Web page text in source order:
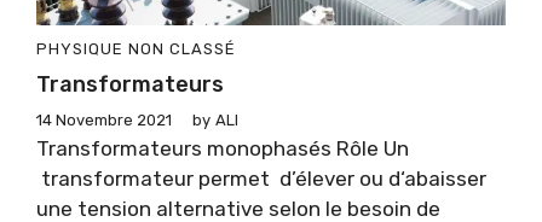
PHYSIQUE NON CLASSÉ
Transformateurs
14 Novembre 2021 by ALI
Transformateurs monophasés Rôle Un
transformateur permet d’élever ou d‘abaisser
une tension alternative selon le besoin de